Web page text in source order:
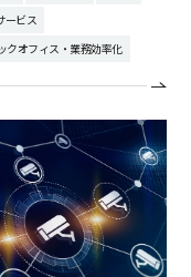
ービス
クオフィス・業務効率化